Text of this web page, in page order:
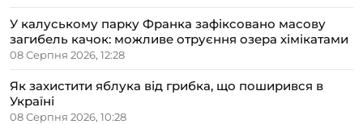
У калуському парку Франка зафіксовано масову
загибель качок: можливе отруєння озера хімікатами
08 Серпня 2026, 12:28
Як захистити яблука від грибка, що поширився в
Україні
08 Серпня 2026, 10:28